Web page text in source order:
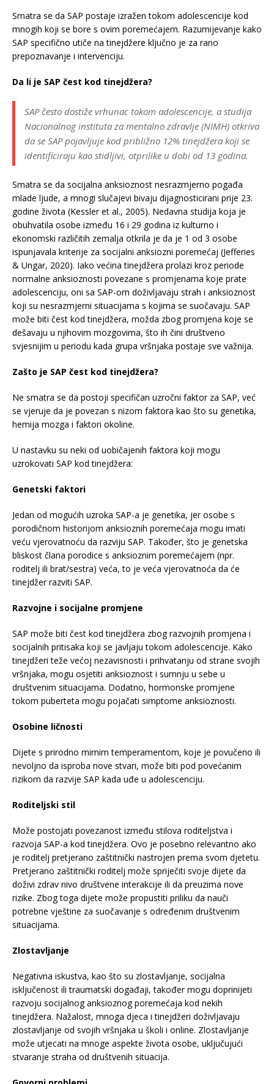
Smatra se da SAP postaje izražen tokom adolescencije kod
mnogih koji se bore s ovim poremećajem. Razumijevanje kako
SAP specifično utiče na tinejdžere ključno je za rano
prepoznavanje i intervenciju.
Da li je SAP čest kod tinejdžera?
SAP često dostiže vrhunac tokom adolescencije, a studija
Nacionalnog instituta za mentalno zdravlje (NIMH) otkriva
da se SAP pojavljuje kod približno 12% tinejdžera koji se
identificiraju kao stidljivi, otprilike u dobi od 13 godina.
Smatra se da socijalna anksioznost nesrazmjerno pogađa
mlade ljude, a mnogi slučajevi bivaju dijagnosticirani prije 23.
godine života (Kessler et al., 2005). Nedavna studija koja je
obuhvatila osobe između 16 i 29 godina iz kulturno i
ekonomski različitih zemalja otkrila je da je 1 od 3 osobe
ispunjavala kriterije za socijalni anksiozni poremećaj (Jefferies
& Ungar, 2020). Iako većina tinejdžera prolazi kroz periode
normalne anksioznosti povezane s promjenama koje prate
adolescenciju, oni sa SAP-om doživljavaju strah i anksioznost
koji su nesrazmjerni situacijama s kojima se suočavaju. SAP
može biti čest kod tinejdžera, možda zbog promjena koje se
dešavaju u njihovim mozgovima, što ih čini društveno
svjesnijim u periodu kada grupa vršnjaka postaje sve važnija.
Zašto je SAP čest kod tinejdžera?
Ne smatra se da postoji specifičan uzročni faktor za SAP, već
se vjeruje da je povezan s nizom faktora kao što su genetika,
hemija mozga i faktori okoline.
U nastavku su neki od uobičajenih faktora koji mogu
uzrokovati SAP kod tinejdžera:
Genetski faktori
Jedan od mogućih uzroka SAP-a je genetika, jer osobe s
porodičnom historijom anksioznih poremećaja mogu imati
veću vjerovatnoću da razviju SAP. Također, što je genetska
bliskost člana porodice s anksioznim poremećajem (npr.
roditelj ili brat/sestra) veća, to je veća vjerovatnoća da će
tinejdžer razviti SAP.
Razvojne i socijalne promjene
SAP može biti čest kod tinejdžera zbog razvojnih promjena i
socijalnih pritisaka koji se javljaju tokom adolescencije. Kako
tinejdžeri teže većoj nezavisnosti i prihvatanju od strane svojih
vršnjaka, mogu osjetiti anksioznost i sumnju u sebe u
društvenim situacijama. Dodatno, hormonske promjene
tokom puberteta mogu pojačati simptome anksioznosti.
Osobine ličnosti
Dijete s prirodno mirnim temperamentom, koje je povučeno ili
nevoljno da isproba nove stvari, može biti pod povećanim
rizikom da razvije SAP kada uđe u adolescenciju.
Roditeljski stil
Može postojati povezanost između stilova roditeljstva i
razvoja SAP-a kod tinejdžera. Ovo je posebno relevantno ako
je roditelj pretjerano zaštitnički nastrojen prema svom djetetu.
Pretjerano zaštitnički roditelj može spriječiti svoje dijete da
doživi zdrav nivo društvene interakcije ili da preuzima nove
rizike. Zbog toga dijete može propustiti priliku da nauči
potrebne vještine za suočavanje s određenim društvenim
situacijama.
Zlostavljanje
Negativna iskustva, kao što su zlostavljanje, socijalna
isključenost ili traumatski događaji, također mogu doprinijeti
razvoju socijalnog anksioznog poremećaja kod nekih
tinejdžera. Nažalost, mnoga djeca i tinejdžeri doživljavaju
zlostavljanje od svojih vršnjaka u školi i online. Zlostavljanje
može utjecati na mnoge aspekte života osobe, uključujući
stvaranje straha od društvenih situacija.